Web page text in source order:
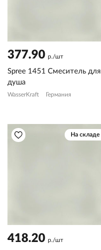
377.90 р./шт
Spree 1451 Смеситель для
душа
WasserKraft Германия
На складе
418.20 р./шт